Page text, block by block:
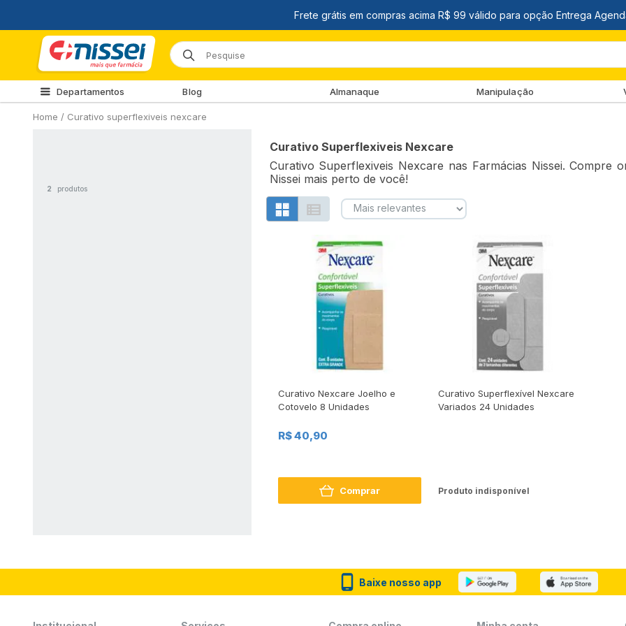
Departamentos Blog Almanaque Manipulação
Home / Curativo superflexiveis nexcare
2 produtos
Curativo Superflexiveis Nexcare
Curativo Superflexiveis Nexcare nas Farmácias Nissei.
Nissei mais perto de você!
Curativo Nexcare Joelho e
Cotovelo 8 Unidades
R$ 40,90
Comprar
Curativo Superflexível Nexcare
Variados 24 Unidades
Produto indisponível
Baixe nosso app